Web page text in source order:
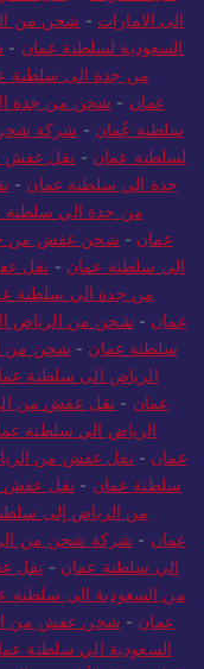
الى الامارات - شحن من
السعودية لسلطنة عمان -
من جدة الى سلطنة
عمان - شحن من جدة
سلطنة عُمان - شركة
لسلطنة عمان - نقل عفش
جدة الي سلطنة عمان -
من جدة الي سلطنة
عمان - شحن عفش من
الى سلطنة عمان - نقل
من جدة الي سلطنة
عمان - شحن من الرياض
سلطنة عمان - شحن من
الرياض الى سلطنة
عمان - نقل عفش من
الرياض الي سلطنة
عمان - نقل عفش من
سلطنة عمان - نقل عفش
من الرياض إلى
عمان - شركة شحن من
الي سلطنة عمان - نقل
من السعودية الي سلطنة
عمان - شحن عفش من
السعودية الي سلطنة